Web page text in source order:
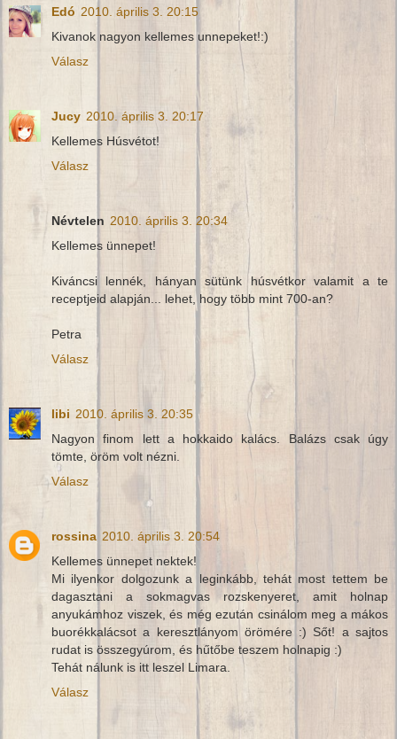
Edó 2010. április 3. 20:15
Kivanok nagyon kellemes unnepeket!:)
Válasz
Jucy 2010. április 3. 20:17
Kellemes Húsvétot!
Válasz
Névtelen 2010. április 3. 20:34
Kellemes ünnepet!
Kiváncsi lennék, hányan sütünk húsvétkor valamit a te
receptjeid alapján... lehet, hogy több mint 700-an?
Petra
Válasz
libi 2010. április 3. 20:35
Nagyon finom lett a hokkaido kalács. Balázs csak úgy
tömte, öröm volt nézni.
Válasz
rossina 2010. április 3. 20:54
Kellemes ünnepet nektek!
Mi ilyenkor dolgozunk a leginkább, tehát most tettem be
dagasztani a sokmagvas rozskenyeret, amit holnap
anyukámhoz viszek, és még ezután csinálom meg a mákos
buorékkalácsot a keresztlányom örömére :) Sőt! a sajtos
rudat is összegyúrom, és hűtőbe teszem holnapig :)
Tehát nálunk is itt leszel Limara.
Válasz